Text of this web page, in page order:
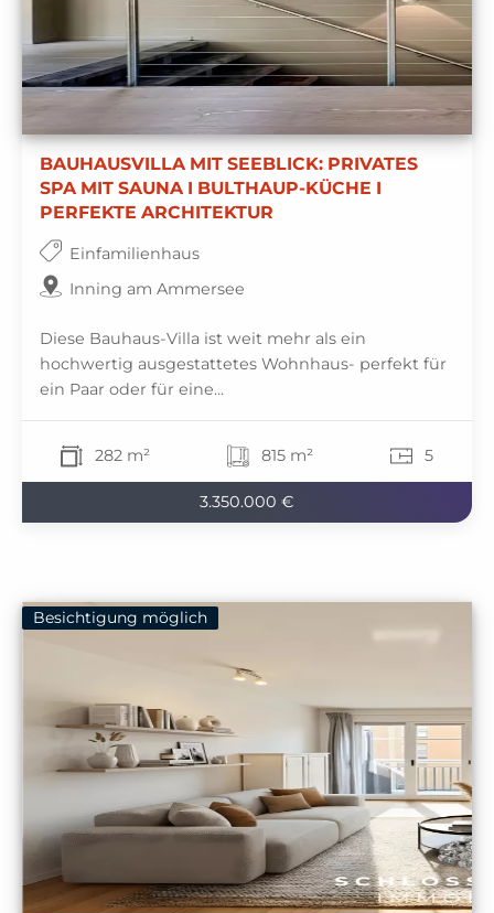
BAUHAUSVILLA MIT SEEBLICK: PRIVATES
SPA MIT SAUNA I BULTHAUP-KÜCHE I
PERFEKTE ARCHITEKTUR
Einfamilienhaus
Inning am Ammersee
Diese Bauhaus-Villa ist weit mehr als ein
hochwertig ausgestattetes Wohnhaus- perfekt für
ein Paar oder für eine...
282 m² 815 m² 5
3.350.000 €
Besichtigung möglich